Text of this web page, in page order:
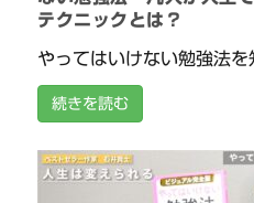
テクニックとは？
やってはいけない勉強法を
続きを読む